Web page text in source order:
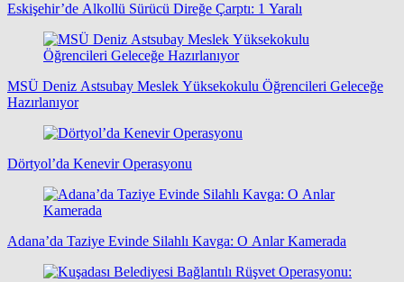
Eskişehir’de Alkollü Sürücü Direğe Çarptı: 1 Yaralı
MSÜ Deniz Astsubay Meslek Yüksekokulu Öğrencileri Geleceğe
Hazırlanıyor
Dörtyol’da Kenevir Operasyonu
Adana’da Taziye Evinde Silahlı Kavga: O Anlar Kamerada